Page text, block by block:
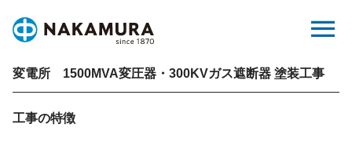
content
menu
変電所 1500MVA変圧器・300KVガス遮断器 塗装工事
工事の特徴